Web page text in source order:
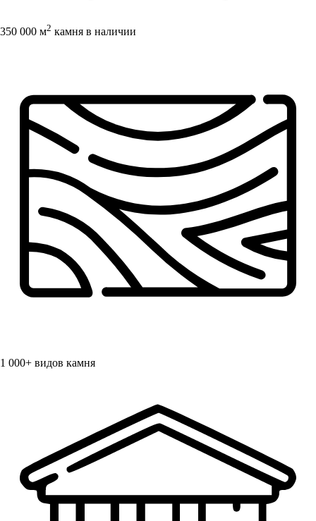
350 000 м2 камня в наличии
1 000+ видов камня